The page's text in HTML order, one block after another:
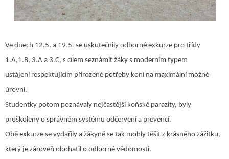
Ve dnech 12.5. a 19.5. se uskutečnily odborné exkurze pro třídy
1.A,1.B, 3.A a 3.C, s cílem seznámit žáky s moderním typem
ustájení respektujícím přirozené potřeby koní na maximální možné
úrovni.
Studentky potom poznávaly nejčastější koňské parazity, byly
proškoleny o správném systému odčervení a prevencí.
Obě exkurze se vydařily a žákyně se tak mohly těšit z krásného zážitku,
který je zároveň obohatil o odborné vědomosti.